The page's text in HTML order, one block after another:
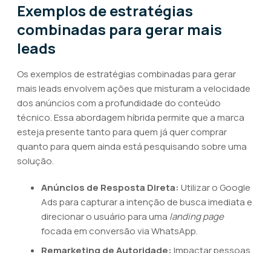
Exemplos de estratégias
combinadas para gerar mais
leads
Os exemplos de estratégias combinadas para gerar
mais leads envolvem ações que misturam a velocidade
dos anúncios com a profundidade do conteúdo
técnico. Essa abordagem híbrida permite que a marca
esteja presente tanto para quem já quer comprar
quanto para quem ainda está pesquisando sobre uma
solução.
Anúncios de Resposta Direta: Utilizar o Google
Ads para capturar a intenção de busca imediata e
direcionar o usuário para uma landing page
focada em conversão via WhatsApp.
Remarketing de Autoridade: Impactar pessoas